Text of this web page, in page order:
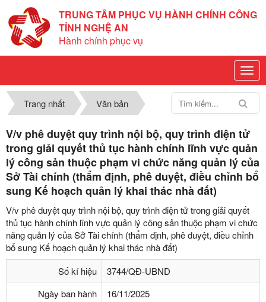
TRUNG TÂM PHỤC VỤ HÀNH CHÍNH CÔNG
TỈNH NGHỆ AN
Hành chính phục vụ
Trang nhất Văn bản
V/v phê duyệt quy trình nội bộ, quy trình điện tử
trong giải quyết thủ tục hành chính lĩnh vực quản
lý công sản thuộc phạm vi chức năng quản lý của
Sở Tài chính (thẩm định, phê duyệt, điều chỉnh bổ
sung Kế hoạch quản lý khai thác nhà đất)
V/v phê duyệt quy trình nội bộ, quy trình điện tử trong giải quyết
thủ tục hành chính lĩnh vực quản lý công sản thuộc phạm vi chức
năng quản lý của Sở Tài chính (thẩm định, phê duyệt, điều chỉnh
bổ sung Kế hoạch quản lý khai thác nhà đất)
Số kí hiệu
3744/QĐ-UBND
Ngày ban hành
16/11/2025